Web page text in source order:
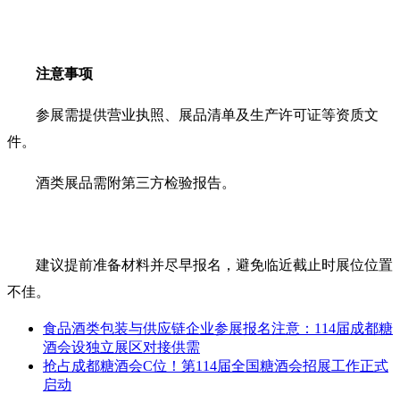
注意事项
参展需提供营业执照、展品清单及生产许可证等资质文
件‌。
酒类展品需附第三方检验报告‌。
建议提前准备材料并尽早报名，避免临近截止时展位位置
不佳。
食品酒类包装与供应链企业参展报名注意：114届成都糖
酒会设独立展区对接供需
抢占成都糖酒会C位！第114届全国糖酒会招展工作正式
启动